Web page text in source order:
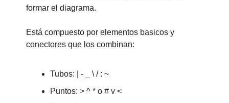
formar el diagrama.
Está compuesto por elementos basicos y
conectores que los combinan:
Tubos: | - _ \ / : ~
Puntos: > ^ * o # v <